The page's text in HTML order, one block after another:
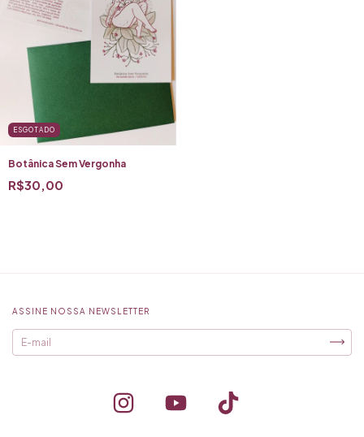
ESGOTADO
Botânica Sem Vergonha
R$30,00
ASSINE NOSSA NEWSLETTER